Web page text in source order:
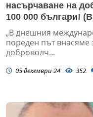
насърчаване на
100 000 българи!
„В днешния
пореден път внасяме
доброволч...
05 декември 24 352